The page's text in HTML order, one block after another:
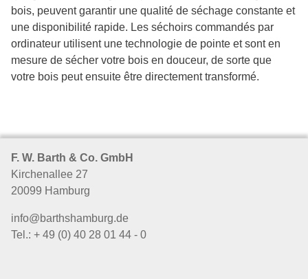
bois, peuvent garantir une qualité de séchage constante et
une disponibilité rapide. Les séchoirs commandés par
ordinateur utilisent une technologie de pointe et sont en
mesure de sécher votre bois en douceur, de sorte que
votre bois peut ensuite être directement transformé.
F. W. Barth & Co. GmbH
Kirchenallee 27
20099 Hamburg
info@barthshamburg.de
Tel.: + 49 (0) 40 28 01 44 - 0